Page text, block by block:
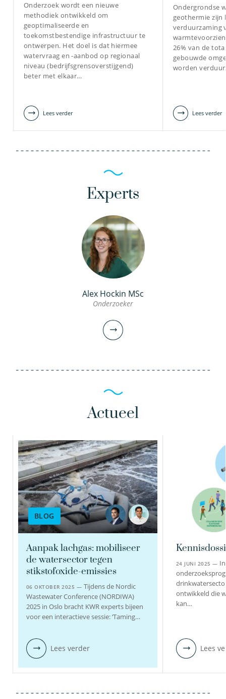
Onderzoek wordt een nieuwe
methodiek ontwikkeld om
geoptimaliseerde en
toekomstbestendige infrastructuur te
ontwerpen. Het doel is dat hiermee
watervraag en -aanbod op regionaal
niveau (bedrijfsgrensoverstijgend)
beter met elkaar…
Lees verder
Ondergrondse
geothermie zijn
verduurzaming
26% van de
gebouwde
worden
Lees verder
Experts
Alex Hockin MSc
Onderzoeker
Alex Hockin MSc
Onderzoeker
030-6069620
alex.hockin@kwrwater.nl
bekijk profiel
Actueel
BLOG
Aanpak lachgas: mobiliseer
de watersector tegen
stikstofoxide-emissies
06 OKTOBER 2025 — Tijdens de Nordic
Wastewater Conference (NORDIWA)
2025 in Oslo bracht KWR experts bijeen
voor een interactieve sessie: ‘Taming…
Lees verder
24 JUNI 2025 —
ontwikkeld die
kan…
Lees